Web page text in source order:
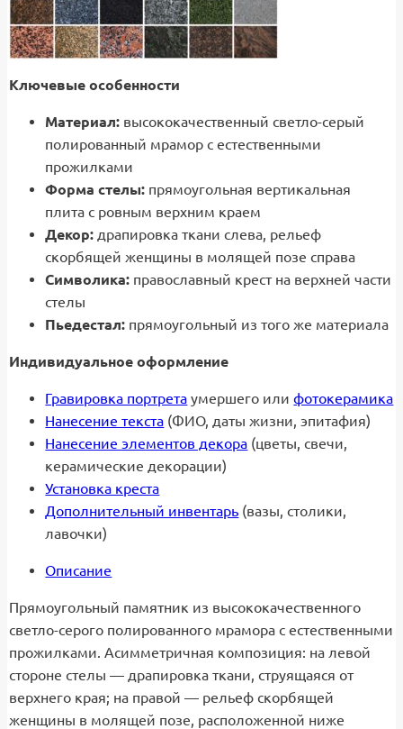
Ключевые особенности
Материал: высококачественный светло-серый
полированный мрамор с естественными
прожилками
Форма стелы: прямоугольная вертикальная
плита с ровным верхним краем
Декор: драпировка ткани слева, рельеф
скорбящей женщины в молящей позе справа
Символика: православный крест на верхней части
стелы
Пьедестал: прямоугольный из того же материала
Индивидуальное оформление
Гравировка портрета умершего илифотокерамика
Нанесение текста (ФИО, даты жизни, эпитафия)
Нанесение элементов декора (цветы, свечи,
керамические декорации)
Установка креста
Дополнительный инвентарь (вазы, столики,
лавочки)
Описание
Прямоугольный памятник из высококачественного
светло-серого полированного мрамора с естественными
прожилками. Асимметричная композиция: на левой
стороне стелы — драпировка ткани, струящаяся от
верхнего края; на правой — рельеф скорбящей
женщины в молящей позе, расположенной ниже